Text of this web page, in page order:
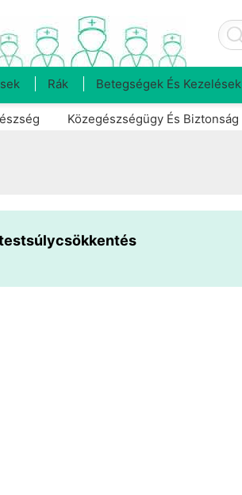
Rák Betegségek És Kezelések
Közegészségügy És Biztonság